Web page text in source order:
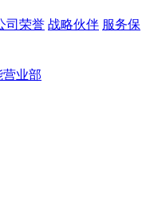
司荣誉 战略伙伴 服务保
业部